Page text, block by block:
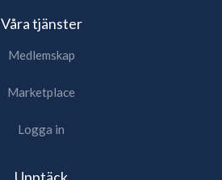
Våra tjänster
Medlemskap
Marketplace
Logga in